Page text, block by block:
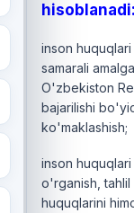
hisoblanadi:
inson
samarali
O'zbekiston
bajarilishi
ko'maklashish;
inson
o'rganish, tahlil
huquqlarini